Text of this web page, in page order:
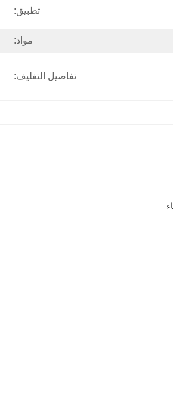
تطبيق:
مواد:
تفاصيل التغليف: